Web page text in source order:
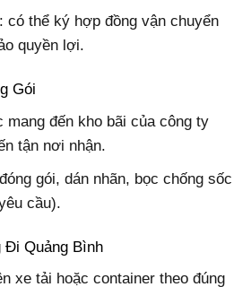
có thể ký hợp đồng vận chuyển
quyền lợi.
Gói
mang đến kho bãi của công ty
tận nơi nhận.
gói, dán nhãn, bọc chống sốc
cầu).
Đi Quảng Bình
xe tải hoặc container theo đúng